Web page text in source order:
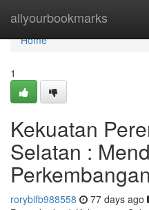
allyourbookmarks
Home
Home
1
Kekuatan
Selatan :
rorybifb988558 77 days ago